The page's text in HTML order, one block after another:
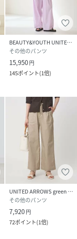
BEAUTY&YOUTH UNITED ARROWS
その他のパンツ
15,950円
145ポイント(1倍)
UNITED ARROWS green label relaxing
その他のパンツ
7,920円
72ポイント(1倍)